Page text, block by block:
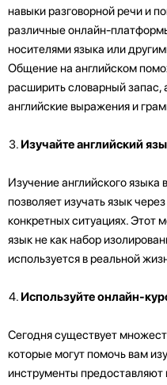
навыки разговорной речи и
различные онлайн-
носителями языка или
Общение на английском
расширить словарный запас,
английские выражения и
Изучайте английский
Изучение английского языка
позволяет изучать язык
конкретных ситуациях. Этот
язык не как набор
используется в реальной
Используйте онлайн-
Сегодня существует
которые могут помочь вам
инструменты